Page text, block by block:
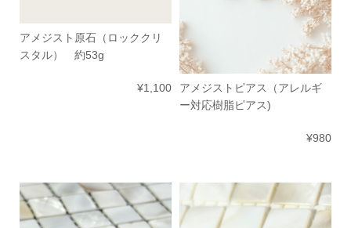
アメジスト原石（ロッククリ
スタル） 約53g
¥1,100
アメジストピアス（アレルギ
ー対応樹脂ピアス)
¥980